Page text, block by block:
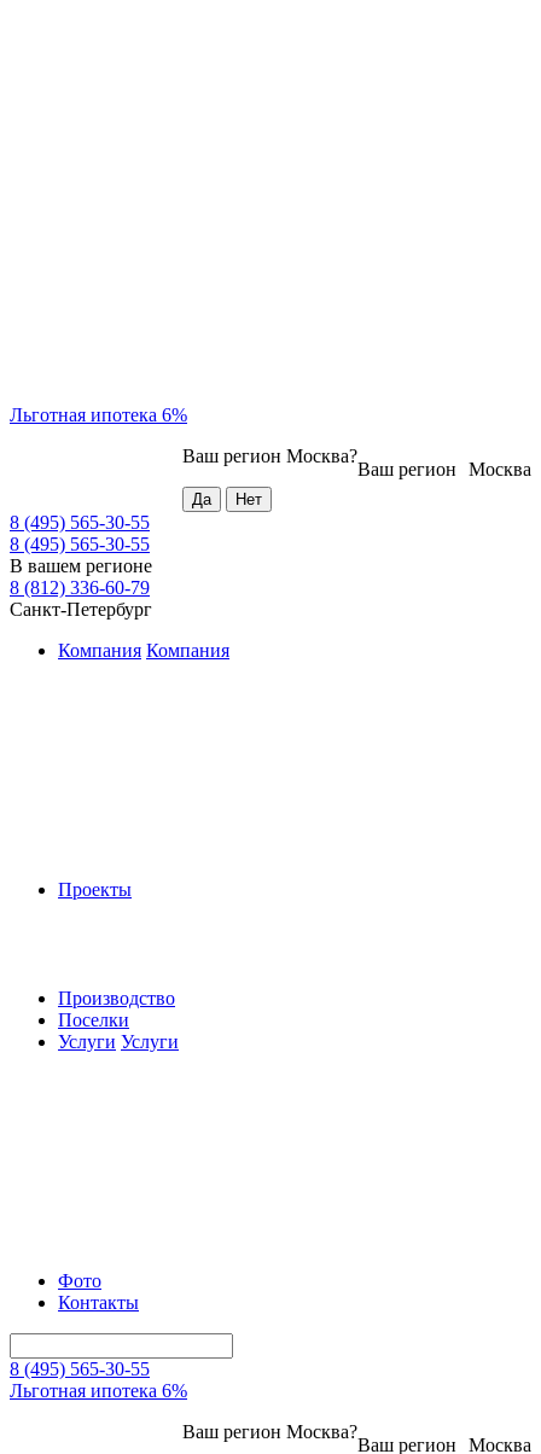
Льготная ипотека 6%
Москва
Ваш регион
Ваш регион Москва?
8 (495) 565-30-55
8 (495) 565-30-55
В вашем регионе
8 (812) 336-60-79
Санкт-Петербург
Компания Компания
Проекты
Производство
Поселки
Услуги Услуги
Фото
Контакты
8 (495) 565-30-55
Льготная ипотека 6%
Москва
Ваш регион
Ваш регион Москва?